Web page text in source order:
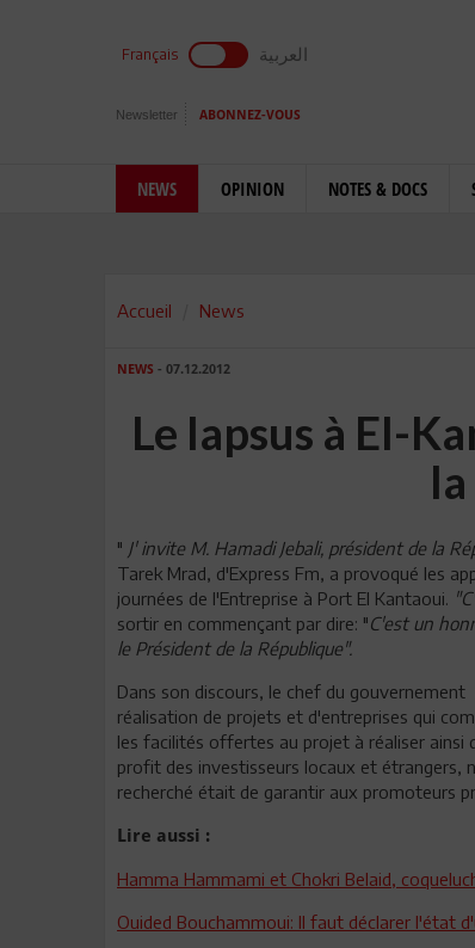
Français العربية
Newsletter ABONNEZ-VOUS
NEWS OPINION NOTES & DOCS
Accueil News
NEWS - 07.12.2012
Le lapsus à El-
" J' invite M. Hamadi Jebali, président de la
Tarek Mrad, d'Express Fm, a provoqué les
journées de l'Entreprise à Port El Kantaoui.
sortir en commençant par dire: "C'est un
le Président de la République".
Dans son discours, le chef du
réalisation de projets et d'entreprises qui
les facilités offertes au projet à réaliser ainsi
profit des investisseurs locaux et étrangers,
recherché était de garantir aux promoteurs
Lire aussi :
Hamma Hammami et Chokri Belaid,
Ouided Bouchammoui: Il faut déclarer l'état